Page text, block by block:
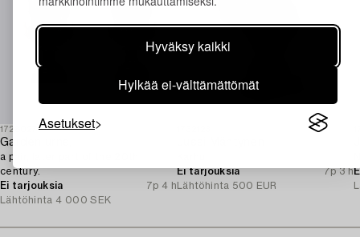
Hyväksy kaikki
Hylkää ei-välttämättömät
Asetukset
1728027
Garden urns,
a pair, later part of the 20th
century.
Ei tarjouksia
7p 4 h
Lähtöhinta 4 000 SEK
Ei tarjouksia
7p 3 h
Lähtöhinta 500 EUR